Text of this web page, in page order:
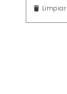
Limpiar